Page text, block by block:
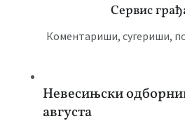
Сервис
Коментариши, сугериши,
Невесињски
августа